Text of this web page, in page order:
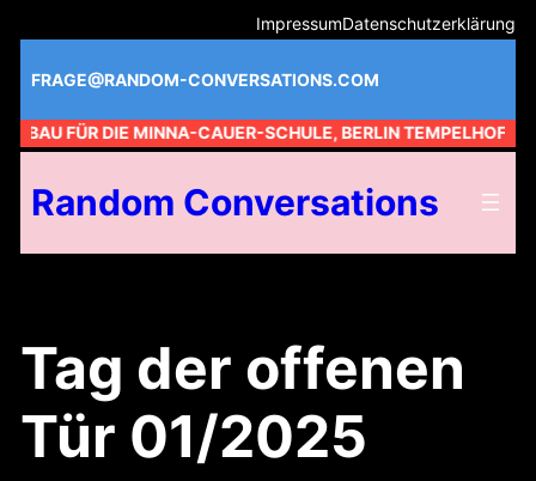
Inhalt
springen
ImpressumDatenschutzerklärung
FRAGE@RANDOM-CONVERSATIONS.COM
BAU FÜR DIE MINNA-CAUER-SCHULE, BERLIN TEMPELHOF //
Random Conversations
Tag der offenen
Tür 01/2025